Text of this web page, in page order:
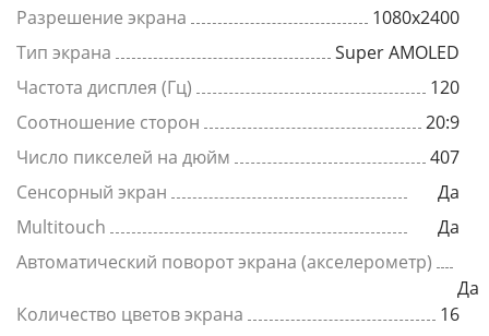
Разрешение экрана
1080x2400
Тип экрана
Super AMOLED
Частота дисплея (Гц)
120
Соотношение сторон
20:9
Число пикселей на дюйм
407
Сенсорный экран
Да
Multitouch
Да
Автоматический поворот экрана (акселерометр)
Да
Количество цветов экрана
16